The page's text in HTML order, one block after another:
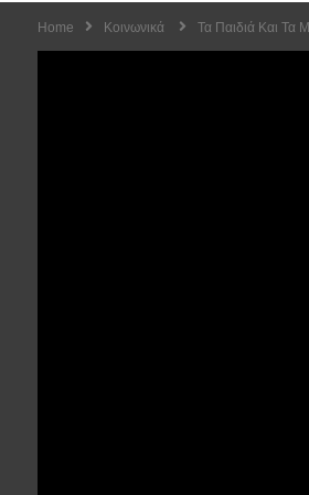
Home Κοινωνικά Τα Παιδιά Και Τα